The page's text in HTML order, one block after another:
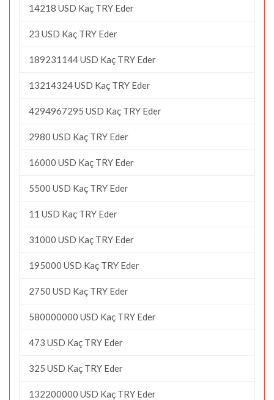
14218 USD Kaç TRY Eder
23 USD Kaç TRY Eder
189231144 USD Kaç TRY Eder
13214324 USD Kaç TRY Eder
4294967295 USD Kaç TRY Eder
2980 USD Kaç TRY Eder
16000 USD Kaç TRY Eder
5500 USD Kaç TRY Eder
11 USD Kaç TRY Eder
31000 USD Kaç TRY Eder
195000 USD Kaç TRY Eder
2750 USD Kaç TRY Eder
580000000 USD Kaç TRY Eder
473 USD Kaç TRY Eder
325 USD Kaç TRY Eder
132200000 USD Kaç TRY Eder